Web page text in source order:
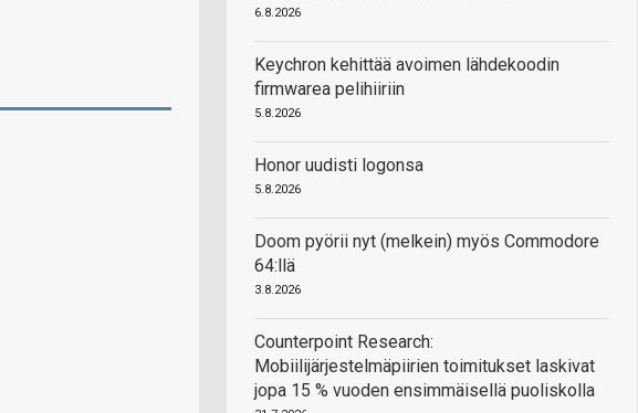
6.8.2026
Keychron kehittää avoimen lähdekoodin
firmwarea pelihiiriin
5.8.2026
Honor uudisti logonsa
5.8.2026
Doom pyörii nyt (melkein) myös Commodore
64:llä
3.8.2026
Counterpoint Research:
Mobiilijärjestelmäpiirien toimitukset laskivat
jopa 15 % vuoden ensimmäisellä puoliskolla